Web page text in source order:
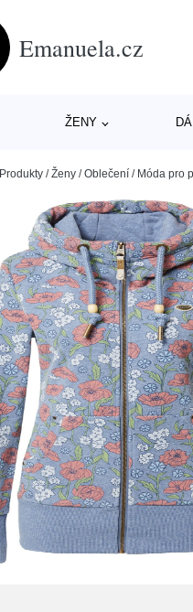
Emanuela.cz
ŽENY
Produkty /Ženy /Oblečení / Móda pro